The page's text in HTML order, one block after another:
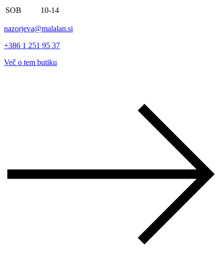
SOB 10-14
nazorjeva@malalan.si
+386 1 251 95 37
Več o tem butiku